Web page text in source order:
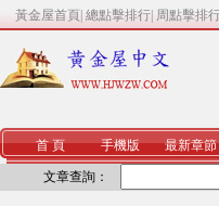
黃金屋首頁 總點擊排行 周點擊排
首 頁 手機版 最新章節
文章查詢：